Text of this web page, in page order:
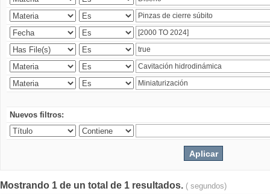
Nuevos filtros:
Mostrando 1 de un total de 1 resultados. ( segundos)